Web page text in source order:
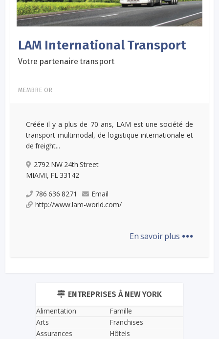
LAM International Transport
Votre partenaire transport
MEMBRE OR
Créée il y a plus de 70 ans, LAM est une société de
transport multimodal, de logistique internationale et
de freight...
2792 NW 24th Street
MIAMI, FL 33142
786 636 8271
Email
http://www.lam-world.com/
En savoir plus ...
ENTREPRISES À NEW YORK
Alimentation
Arts
Assurances
Famille
Franchises
Hôtels